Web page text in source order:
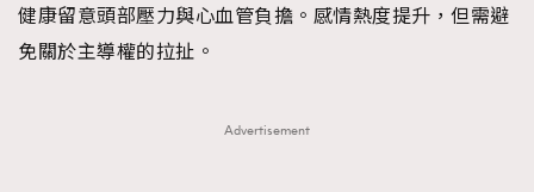
健康留意頭部壓力與心血管負擔。感情熱度提升，但需避
免關於主導權的拉扯。
Advertisement